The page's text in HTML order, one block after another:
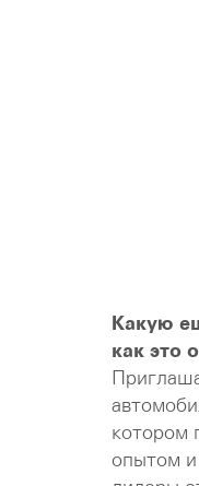
Какую
как это
котором
опытом и